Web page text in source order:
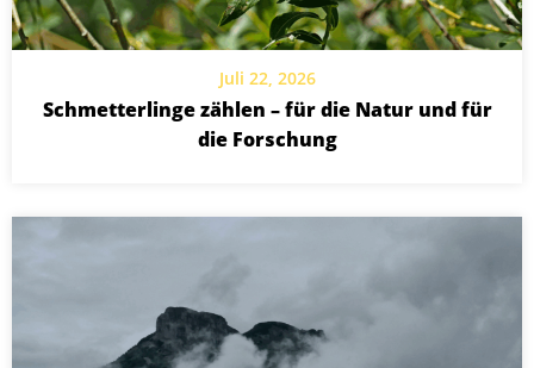
Juli 22, 2026
Schmetterlinge zählen – für die Natur und für
die Forschung